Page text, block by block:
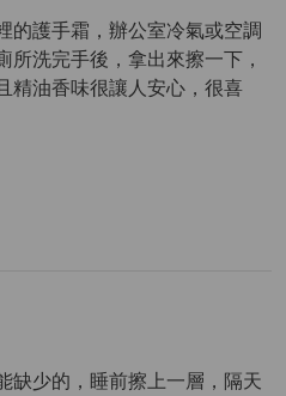
的護手霜，辦公室冷氣或空調
洗完手後，拿出來擦一下，
精油香味很讓人安心，很喜
缺少的，睡前擦上一層，隔天